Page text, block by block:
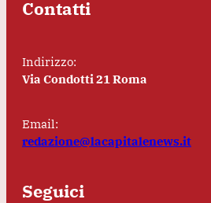
Contatti
Indirizzo:
Via Condotti 21 Roma
Email:
redazione@lacapitalenews.it
Seguici